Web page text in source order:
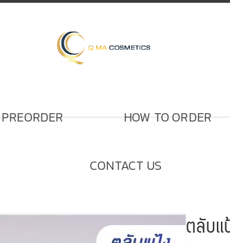
PREORDER HOW TO ORDER
CONTACT US
ตลับแ